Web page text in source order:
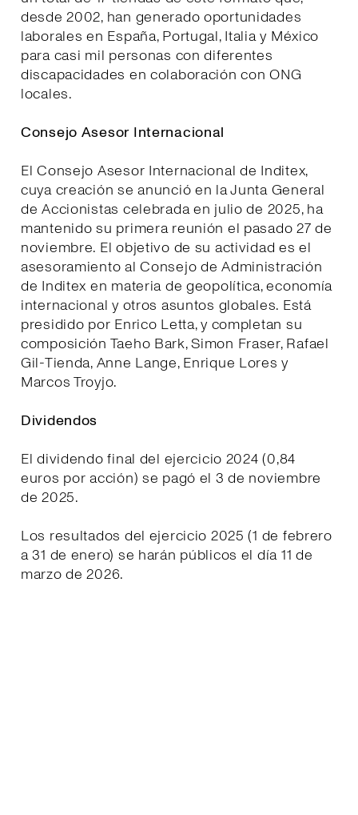
desde 2002, han generado oportunidades
laborales en España, Portugal, Italia y México
para casi mil personas con diferentes
discapacidades en colaboración con ONG
locales.
Consejo Asesor Internacional
El Consejo Asesor Internacional de Inditex,
cuya creación se anunció en la Junta General
de Accionistas celebrada en julio de 2025, ha
mantenido su primera reunión el pasado 27 de
noviembre. El objetivo de su actividad es el
asesoramiento al Consejo de Administración
de Inditex en materia de geopolítica, economía
internacional y otros asuntos globales. Está
presidido por Enrico Letta, y completan su
composición Taeho Bark, Simon Fraser, Rafael
Gil-Tienda, Anne Lange, Enrique Lores y
Marcos Troyjo.
Dividendos
El dividendo final del ejercicio 2024 (0,84
euros por acción) se pagó el 3 de noviembre
de 2025.
Los resultados del ejercicio 2025 (1 de febrero
a 31 de enero) se harán públicos el día 11 de
marzo de 2026.